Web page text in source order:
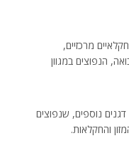
מרכזיים,
הנפוצים במגוון
דגנים נוספים, שנפוצים
והחקלאות.